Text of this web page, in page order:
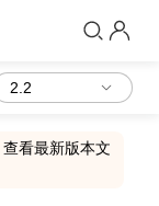
查看最新版本文